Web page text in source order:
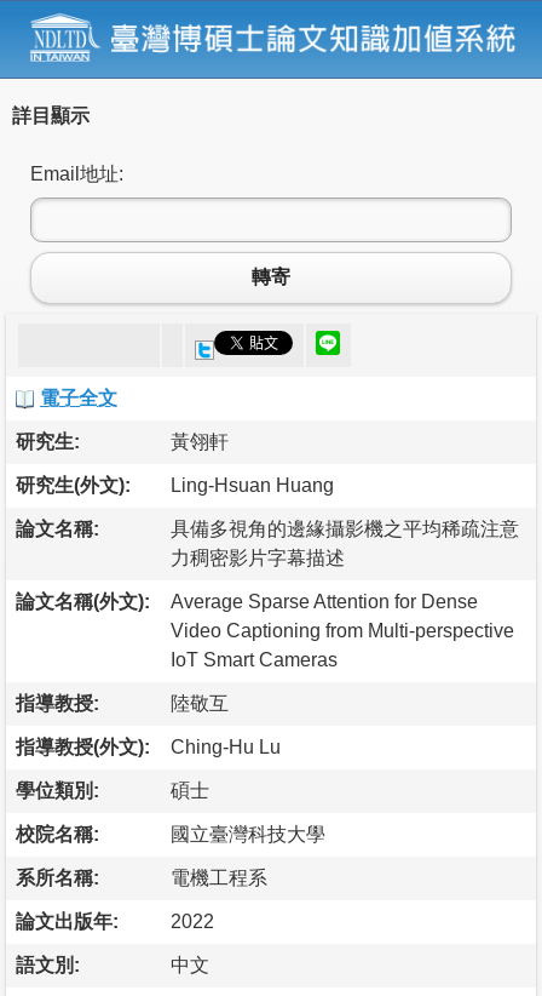
詳目顯示
Email地址:
轉寄
電子全文
研究生: 黃翎軒
研究生(外文): Ling-Hsuan Huang
論文名稱:
具備多視角的邊緣攝影機之平均稀疏注意
力稠密影片字幕描述
論文名稱(外文):
Average Sparse Attention for Dense
Video Captioning from Multi-perspective
IoT Smart Cameras
指導教授: 陸敬互
指導教授(外文): Ching-Hu Lu
學位類別: 碩士
校院名稱: 國立臺灣科技大學
系所名稱: 電機工程系
論文出版年: 2022
語文別: 中文